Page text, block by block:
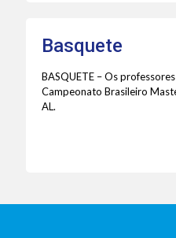
Basquete
BASQUETE – Os
Campeonato Brasileiro
AL.